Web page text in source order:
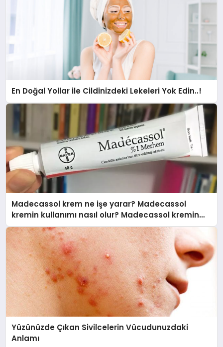
En Doğal Yollar ile Cildinizdeki Lekeleri Yok Edin..!
Madecassol krem ne işe yarar? Madecassol
kremin kullanımı nasıl olur? Madecassol kremin
fiyatı
Yüzünüzde Çıkan Sivilcelerin Vücudunuzdaki
Anlamı